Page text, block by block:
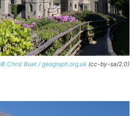
© Chris’ Buet / geograph.org.uk (cc-by-sa/2.0)